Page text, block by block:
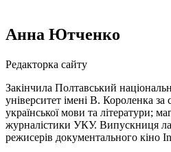
Анна Ютченко
Редакторка сайту
Закінчила Полтавський
університет імені В. Короленка за
української мови та літератури;
журналістики УКУ. Випускниця
режисерів документального кіно